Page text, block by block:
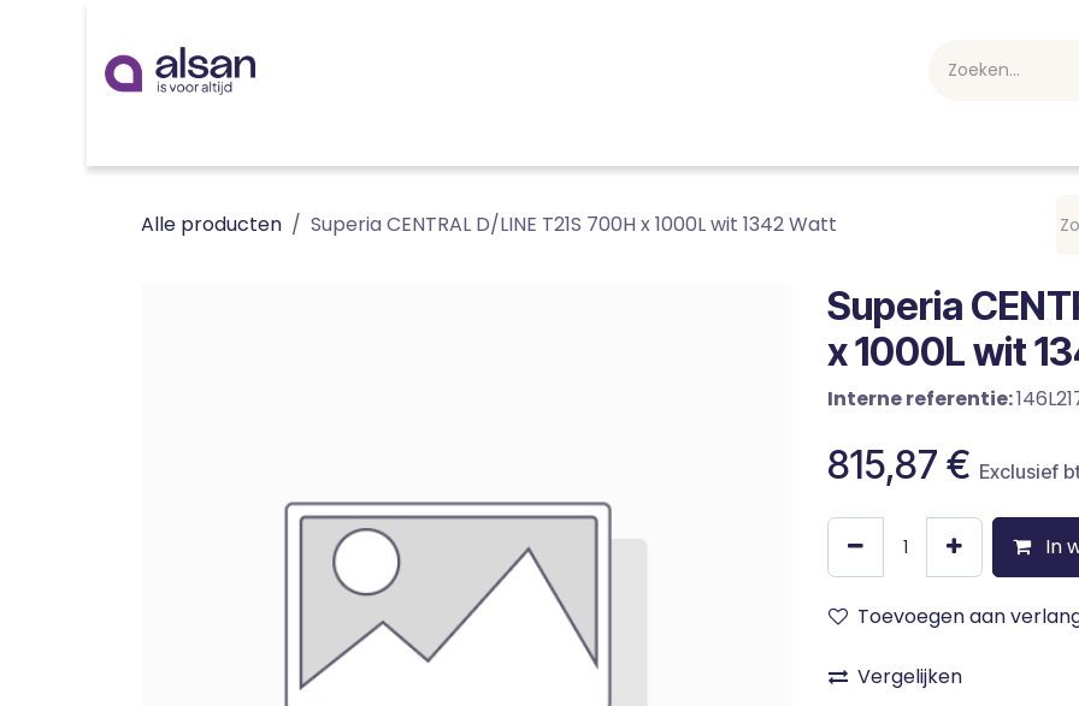
Alle producten Superia CENTRAL D/LINE T21S 700H x 1000L wit 1342 Watt
Superia
x 1000L wit
Interne referentie:
815,87 € Exclusief
In
Toevoegen aan
Vergelijken